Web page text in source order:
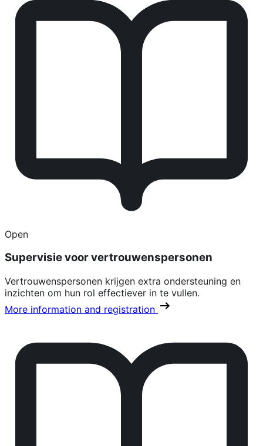
Open
Supervisie voor vertrouwenspersonen
Vertrouwenspersonen krijgen extra ondersteuning en
inzichten om hun rol effectiever in te vullen.
More information and registration